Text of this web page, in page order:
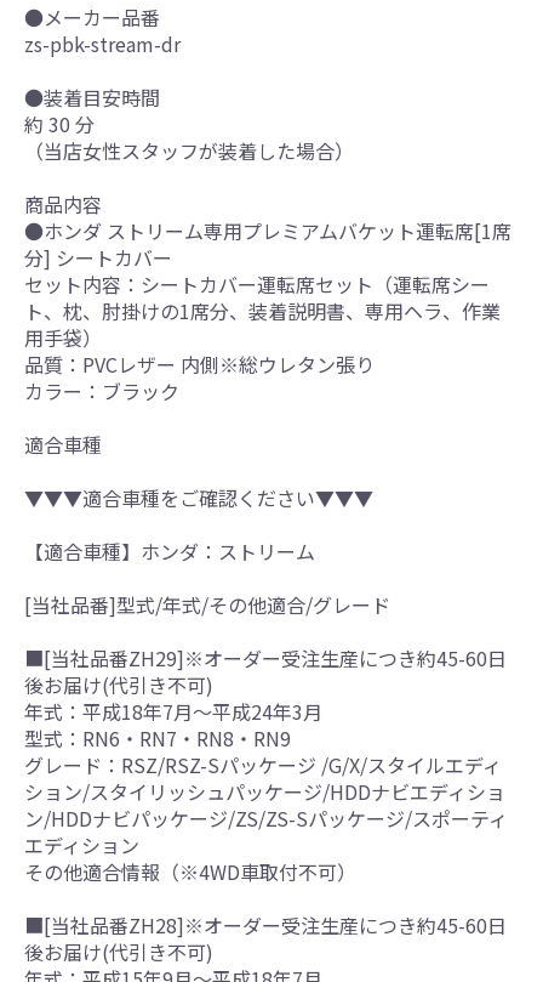
●メーカー品番
zs-pbk-stream-dr
●装着目安時間
約 30 分
（当店女性スタッフが装着した場合）
商品内容
●ホンダ ストリーム専用プレミアムバケット運転席[1席
分] シートカバー
セット内容：シートカバー運転席セット（運転席シー
ト、枕、肘掛けの1席分、装着説明書、専用ヘラ、作業
用手袋）
品質：PVCレザー 内側※総ウレタン張り
カラー：ブラック
適合車種
▼▼▼適合車種をご確認ください▼▼▼
【適合車種】ホンダ：ストリーム
[当社品番]型式/年式/その他適合/グレード
■[当社品番ZH29]※オーダー受注生産につき約45-60日
後お届け(代引き不可)
年式：平成18年7月～平成24年3月
型式：RN6・RN7・RN8・RN9
グレード：RSZ/RSZ-Sパッケージ /G/X/スタイルエディ
ション/スタイリッシュパッケージ/HDDナビエディショ
ン/HDDナビパッケージ/ZS/ZS-Sパッケージ/スポーティ
エディション
その他適合情報（※4WD車取付不可）
■[当社品番ZH28]※オーダー受注生産につき約45-60日
後お届け(代引き不可)